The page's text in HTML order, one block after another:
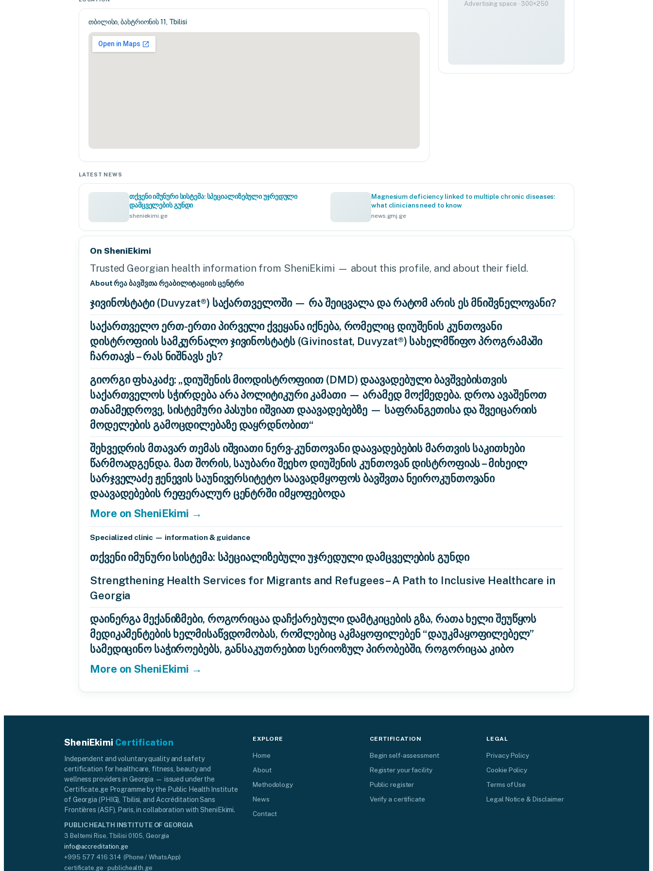
თბილისი, ბახტრიონის 11, Tbilisi
Advertising space · 300×250
LATEST NEWS
თქვენი იმუნური სისტემა: სპეციალიზებული უჯრედული
დამცველების გუნდი
sheniekimi.ge
Magnesium deficiency linked to multiple chronic diseases:
what clinicians need to know
news.gmj.ge
On SheniEkimi
Trusted Georgian health information from SheniEkimi — about this profile, and about their field.
About რეა ბავშვთა რეაბილიტაციის ცენტრი
ჯივინოსტატი (Duvyzat®) საქართველოში — რა შეიცვალა და რატომ არის ეს მნიშვნელოვანი?
საქართველო ერთ-ერთი პირველი ქვეყანა იქნება, რომელიც დიუშენის კუნთოვანი
დისტროფიის სამკურნალო ჯივინოსტატს (Givinostat, Duvyzat®) სახელმწიფო პროგრამაში
ჩართავს – რას ნიშნავს ეს?
გიორგი ფხაკაძე: „დიუშენის მიოდისტროფიით (DMD) დაავადებული ბავშვებისთვის
საქართველოს სჭირდება არა პოლიტიკური კამათი — არამედ მოქმედება. დროა ავაშენოთ
თანამედროვე, სისტემური პასუხი იშვიათ დაავადებებზე — საფრანგეთისა და შვეიცარიის
მოდელების გამოცდილებაზე დაყრდნობით“
შეხვედრის მთავარ თემას იშვიათი ნერვ-კუნთოვანი დაავადებების მართვის საკითხები
წარმოადგენდა. მათ შორის, საუბარი შეეხო დიუშენის კუნთოვან დისტროფიას – მიხეილ
სარჯველაძე ჟენევის საუნივერსიტეტო საავადმყოფოს ბავშვთა ნეიროკუნთოვანი
დაავადებების რეფერალურ ცენტრში იმყოფებოდა
More on SheniEkimi →
Specialized clinic — information & guidance
თქვენი იმუნური სისტემა: სპეციალიზებული უჯრედული დამცველების გუნდი
Strengthening Health Services for Migrants and Refugees – A Path to Inclusive Healthcare in
Georgia
დაინერგა მექანიზმები, როგორიცაა დაჩქარებული დამტკიცების გზა, რათა ხელი შეუწყოს
მედიკამენტების ხელმისაწვდომობას, რომლებიც აკმაყოფილებენ “დაუკმაყოფილებელ”
სამედიცინო საჭიროებებს, განსაკუთრებით სერიოზულ პირობებში, როგორიცაა კიბო
More on SheniEkimi →
SheniEkimi Certification
Independent and voluntary quality and safety
certification for healthcare, fitness, beauty and
wellness providers in Georgia — issued under the
Certificate.ge Programme by the Public Health Institute
of Georgia (PHIG), Tbilisi, and Accréditation Sans
Frontières (ASF), Paris, in collaboration with SheniEkimi.
PUBLIC HEALTH INSTITUTE OF GEORGIA
3 Beltemi Rise, Tbilisi 0105, Georgia
info@accreditation.ge
+995 577 416 314 (Phone / WhatsApp)
certificate.ge · publichealth.ge
EXPLORE
Home
About
Methodology
News
Contact
CERTIFICATION
Begin self-assessment
Register your facility
Public register
Verify a certificate
LEGAL
Privacy Policy
Cookie Policy
Terms of Use
Legal Notice & Disclaimer